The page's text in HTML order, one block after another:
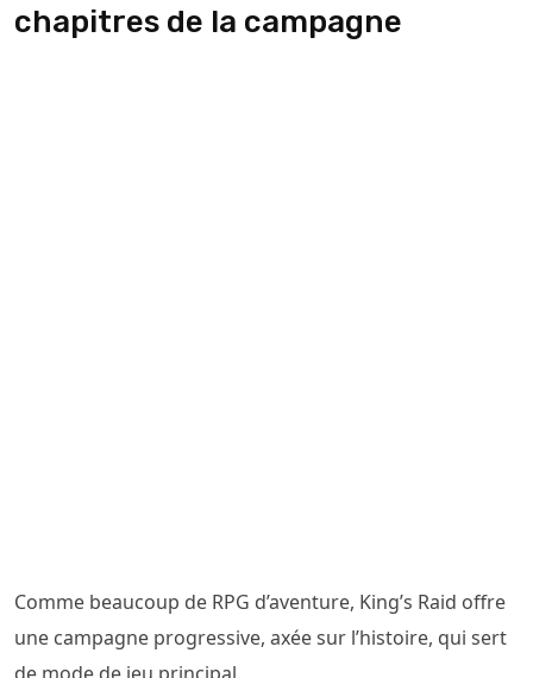
chapitres de la campagne
Comme beaucoup de RPG d’aventure, King’s Raid offre
une campagne progressive, axée sur l’histoire, qui sert